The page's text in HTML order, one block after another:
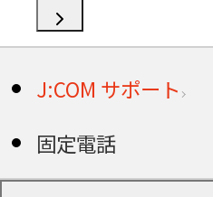
J:COM サポート
固定電話